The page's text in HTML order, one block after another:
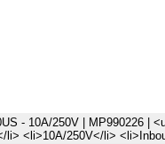
- 10A/250V | MP990226 |
li> <li>10A/250V</li>